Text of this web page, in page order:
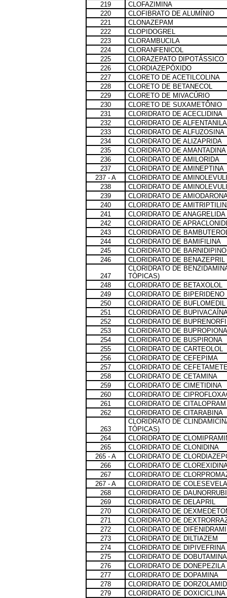
219
CLOFAZIMINA
220
CLOFIBRATO DE ALUMÍNIO
221
CLONAZEPAM
222
CLOPIDOGREL
223
CLORAMBUCILA
224
CLORANFENICOL
225
CLORAZEPATO DIPOTÁSSICO
226
CLORDIAZEPÓXIDO
227
CLORETO DE ACETILCOLINA
228
CLORETO DE BETANECOL
229
CLORETO DE MIVACÚRIO
230
CLORETO DE SUXAMETÔNIO
231
CLORIDRATO DE ACECLIDINA
232
CLORIDRATO DE ALFENTANILA
233
CLORIDRATO DE ALFUZOSINA
234
CLORIDRATO DE ALIZAPRIDA
235
CLORIDRATO DE AMANTADINA
236
CLORIDRATO DE AMILORIDA
237
CLORIDRATO DE AMINEPTINA
237 - A
CLORIDRATO DE
238
CLORIDRATO DE
239
CLORIDRATO DE
240
CLORIDRATO DE
241
CLORIDRATO DE ANAGRELIDA
242
CLORIDRATO DE
243
CLORIDRATO DE
244
CLORIDRATO DE BAMIFILINA
245
CLORIDRATO DE BARNIDIPINO
246
CLORIDRATO DE BENAZEPRIL
247
CLORIDRATO DE
TÓPICAS)
248
CLORIDRATO DE BETAXOLOL
249
CLORIDRATO DE BIPERIDENO
250
CLORIDRATO DE BUFLOMEDIL
251
CLORIDRATO DE
252
CLORIDRATO DE
253
CLORIDRATO DE BUPROPIONA
254
CLORIDRATO DE BUSPIRONA
255
CLORIDRATO DE CARTEOLOL
256
CLORIDRATO DE CEFEPIMA
257
CLORIDRATO DE
258
CLORIDRATO DE CETAMINA
259
CLORIDRATO DE CIMETIDINA
260
CLORIDRATO DE
261
CLORIDRATO DE CITALOPRAM
262
CLORIDRATO DE CITARABINA
263
CLORIDRATO DE
TÓPICAS)
264
CLORIDRATO DE
265
CLORIDRATO DE CLONIDINA
265 - A
CLORIDRATO DE
266
CLORIDRATO DE
267
CLORIDRATO DE
267 - A
CLORIDRATO DE
268
CLORIDRATO DE
269
CLORIDRATO DE DELAPRIL
270
CLORIDRATO DE
271
CLORIDRATO DE
272
CLORIDRATO DE
273
CLORIDRATO DE DILTIAZEM
274
CLORIDRATO DE DIPIVEFRINA
275
CLORIDRATO DE DOBUTAMINA
276
CLORIDRATO DE DONEPEZILA
277
CLORIDRATO DE DOPAMINA
278
CLORIDRATO DE
279
CLORIDRATO DE DOXICICLINA